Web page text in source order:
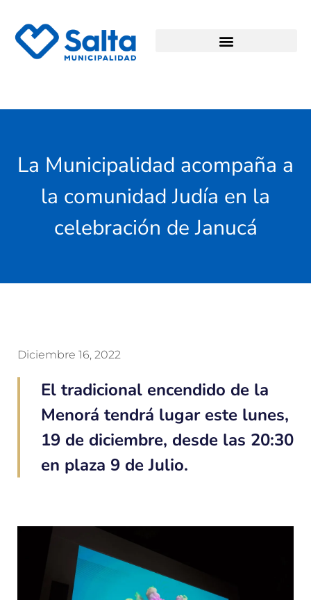
La Municipalidad acompaña a
la comunidad Judía en la
celebración de Janucá
Diciembre 16, 2022
El tradicional encendido de la
Menorá tendrá lugar este lunes,
19 de diciembre, desde las 20:30
en plaza 9 de Julio.